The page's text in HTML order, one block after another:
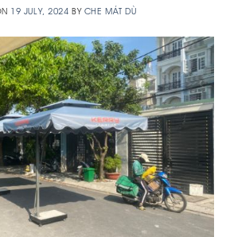
19 JULY, 2024 BY CHE MÁT DÙ